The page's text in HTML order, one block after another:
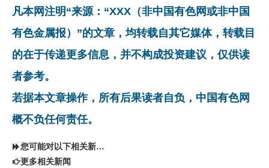
凡本网注明“来源：“XXX（非中国有色网或非中国
有色金属报）”的文章，均转载自其它媒体，转载目
的在于传递更多信息，并不构成投资建议，仅供读
者参考。
若据本文章操作，所有后果读者自负，中国有色网
概不负任何责任。
您可能对以下相关新闻同样感兴趣
更多相关新闻